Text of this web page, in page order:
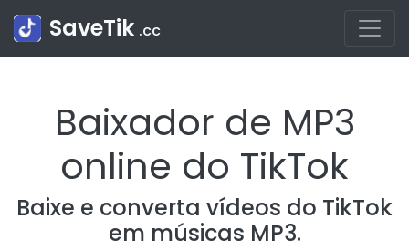
SaveTik .cc
Baixador de MP3
online do TikTok
Baixe e converta vídeos do TikTok
em músicas MP3.